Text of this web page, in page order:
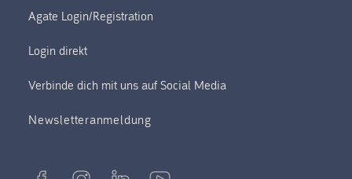
Verbinde dich mit uns auf Social Media
Newsletteranmeldung